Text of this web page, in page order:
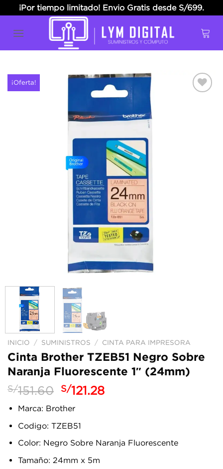
to
content
¡Por tiempo limitado! Envio Gratis desde S/699.
¡Oferta!
INICIO / SUMINISTROS / CINTA PARA IMPRESORA
Cinta Brother TZEB51 Negro Sobre
Naranja Fluorescente 1″ (24mm)
S/151.60 El
precio
original
era:
S/151.60.
S/121.28El
S/121.28.
Marca: Brother
Codigo: TZEB51
Color: Negro Sobre Naranja Fluorescente
Tamaño: 24mm x 5m